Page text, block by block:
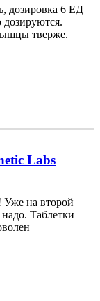
дозировка 6 ЕД
дозируются.
тверже.
Labs
Уже на второй
Таблетки